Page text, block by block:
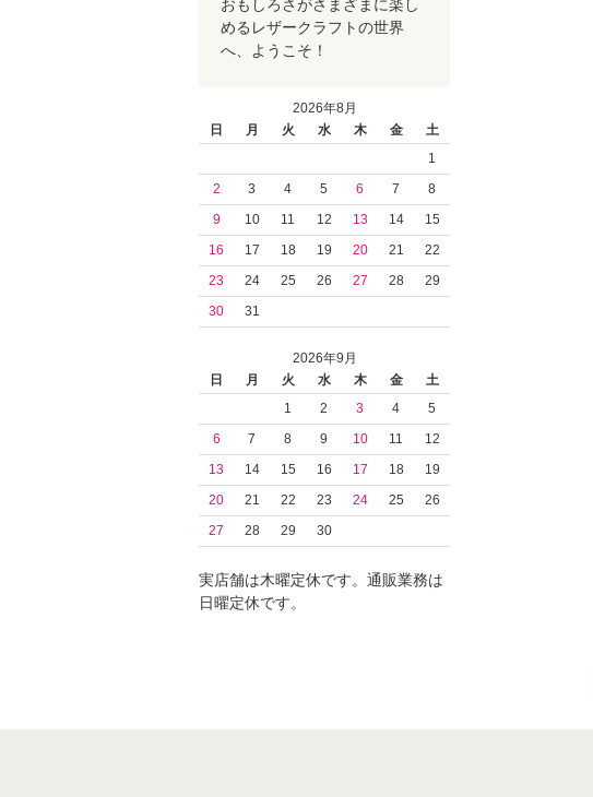
おもしろさがさまざまに楽し
めるレザークラフトの世界
へ、ようこそ！
2026年8月
日
月 火 水 木 金
土
1
2
3 4 5 6 7
8
9
10 11 12 13 14
15
16
17 18 19 20 21
22
23
24 25 26 27 28
29
30
31
2026年9月
日
月 火 水 木 金
土
1
2 3 4
5
6
7 8 9 10 11
12
13
14 15 16 17 18
19
20
21 22 23 24 25
26
27
28 29 30
実店舗は木曜定休です。通販業務は
日曜定休です。